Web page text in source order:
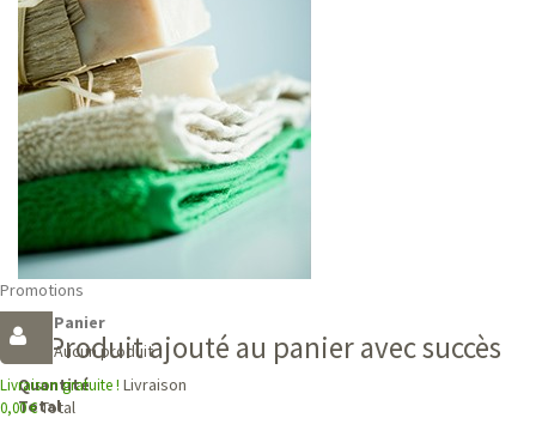
Promotions
Panier
Aucun produit
Livraison gratuite ! Livraison
0,00 €Total
Produit ajouté au panier avec succès
Quantité
Total